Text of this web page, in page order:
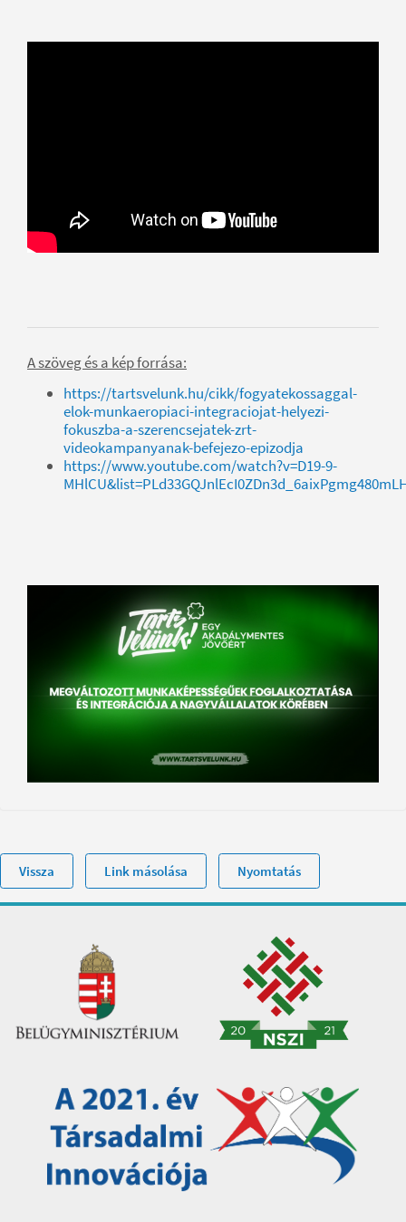
A szöveg és a kép forrása:
https://tartsvelunk.hu/cikk/fogyatekossaggal-
elok-munkaeropiaci-integraciojat-helyezi-
fokuszba-a-szerencsejatek-zrt-
videokampanyanak-befejezo-epizodja
https://www.youtube.com/watch?v=D19-9-
Vissza Link másolása Nyomtatás